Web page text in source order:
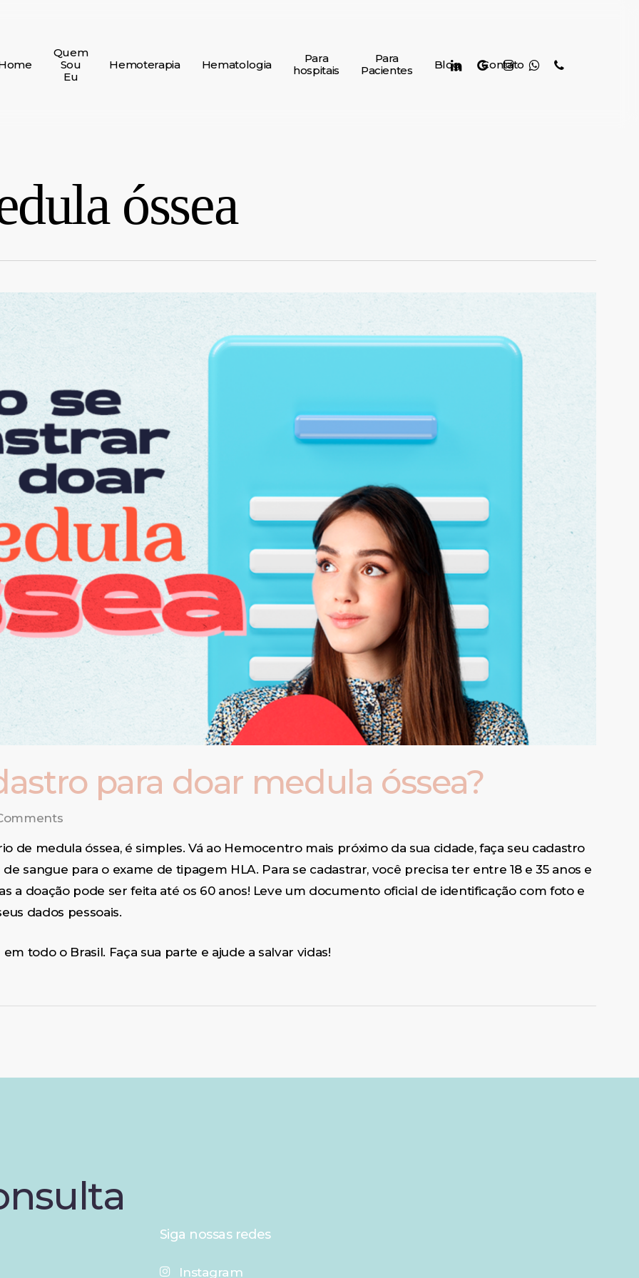
Quem
Sou
Eu
Hemoterapia Hematologia
Para
hospitais
Para
Pacientes
Blog Contato
linkedingoogle-instagramwhatsapp
phone
óssea
para doar medula óssea?
de medula óssea, é simples. Vá ao Hemocentro mais próximo da sua cidade, faça seu cadastro
sangue para o exame de tipagem HLA. Para se cadastrar, você precisa ter entre 18 e 35 anos e
a doação pode ser feita até os 60 anos! Leve um documento oficial de identificação com foto e
dados pessoais.
todo o Brasil. Faça sua parte e ajude a salvar vidas!
Siga nossas redes
Instagram